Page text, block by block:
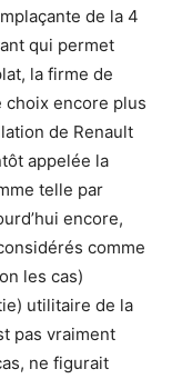
de la 4
qui permet
la firme de
choix encore plus
de Renault
appelée la
telle par
encore,
comme
les cas)
utilitaire de la
pas vraiment
ne figurait